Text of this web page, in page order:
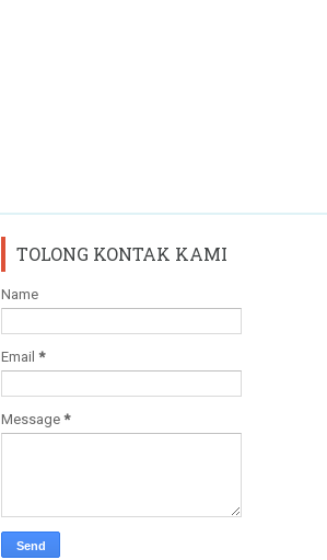
TOLONG KONTAK KAMI
Name
Email *
Message *